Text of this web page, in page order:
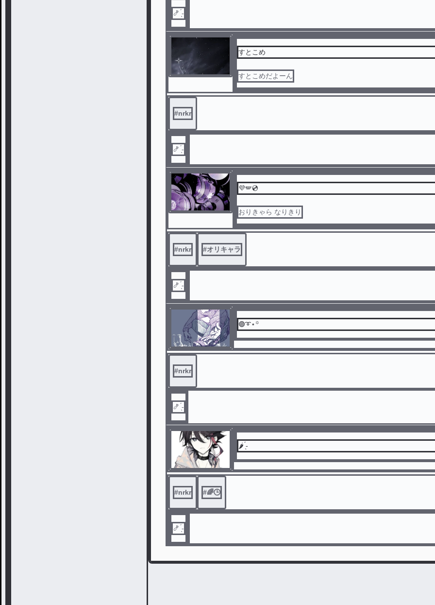
🍤 ̖́-
すとこめ
すとこめだよーん
#nrkr
🍤 ̖́-
💜🪽💿
おりきゃら なりきり
#nrkr #オリキャラ
🍤 ̖́-
🟣➰⋆꙳
#nrkr
🍤 ̖́-
🌶 ̖́-
#nrkr #🌈🕒
🍤 ̖́-